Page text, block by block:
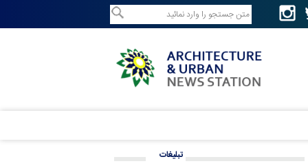
تبلیغات